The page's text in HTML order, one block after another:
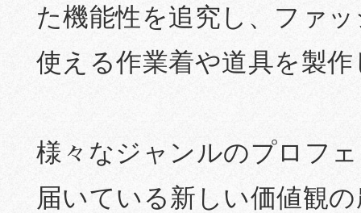
た機能性を追究し、ファ
使える作業着や道具を製
様々なジャンルのプロフ
届いている新しい価値観